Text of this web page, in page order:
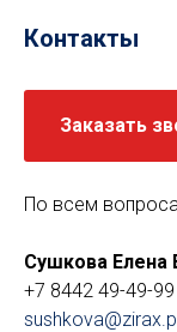
Контакты
Заказать
По всем
Сушкова Елена
+7 8442 49-49-99